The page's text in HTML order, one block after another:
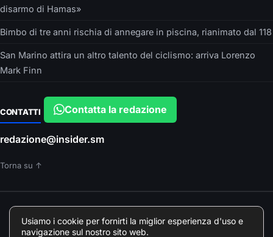
disarmo di Hamas»
Bimbo di tre anni rischia di annegare in piscina, rianimato dal 118
San Marino attira un altro talento del ciclismo: arriva Lorenzo
Mark Finn
CONTATTI Contatta la redazione
redazione@insider.sm
Torna su ↑
Insider srls – VIA ARGONNE, 10 – PARMA
Usiamo i cookie per fornirti la miglior esperienza d'uso e
navigazione sul nostro sito web.